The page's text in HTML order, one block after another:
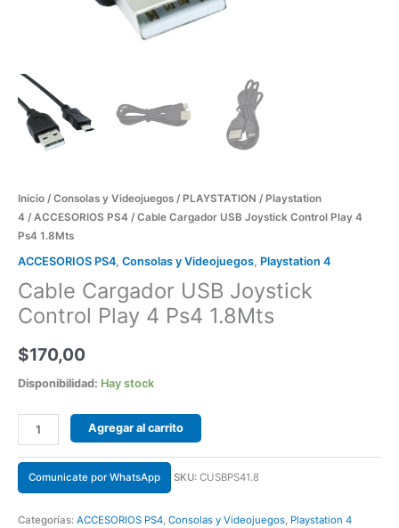
Inicio / Consolas y Videojuegos / PLAYSTATION / Playstation
4 / ACCESORIOS PS4 / Cable Cargador USB Joystick Control Play 4
Ps4 1.8Mts
ACCESORIOS PS4, Consolas y Videojuegos, Playstation 4
Cable Cargador USB Joystick
Control Play 4 Ps4 1.8Mts
$170,00
Disponibilidad: Hay stock
Agregar al carrito
Comunicate por WhatsApp SKU: CUSBPS41.8
Categorías: ACCESORIOS PS4, Consolas y Videojuegos, Playstation 4